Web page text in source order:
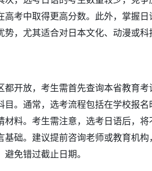
高考中取得更高分数。此外，掌握
，尤其适合对日本文化、动漫或科
都开放，考生需首先查询本省教育
目。通常，选考流程包括在学校报
料。考生需注意，选考日语后，将
基础。建议提前咨询老师或教育机
免错过截止日期。